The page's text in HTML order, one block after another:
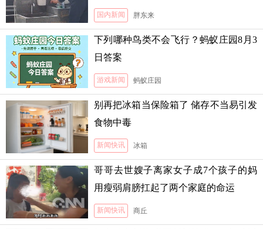
国内新闻 胖东来
下列哪种鸟类不会飞行？蚂蚁庄园8月3
日答案
游戏新闻 蚂蚁庄园
别再把冰箱当保险箱了 储存不当易引发
食物中毒
新闻快讯 冰箱
哥哥去世嫂子离家女子成7个孩子的妈
用瘦弱肩膀扛起了两个家庭的命运
新闻快讯 商丘